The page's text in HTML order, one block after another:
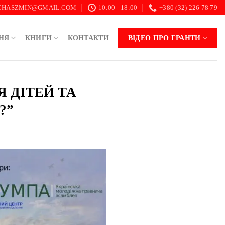
10:00 - 18:00 +380 (32) 226 78 79
КНИГИ КОНТАКТИ ВІДЕО ПРО ГРАНТИ
ДІТЕЙ ТА